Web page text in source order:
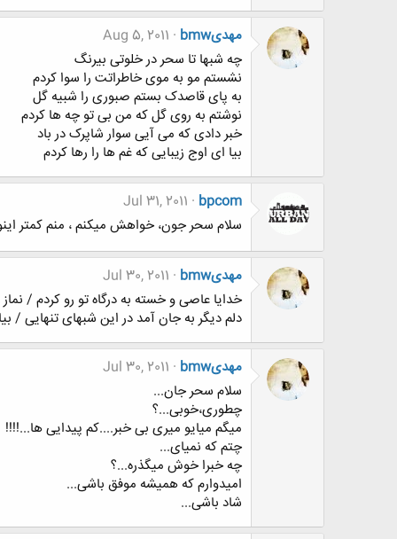
مهدیbmw
Aug 5, 2011
چه شبها تا سحر در خلوتی بیرنگ
نشستم مو به موی خاطراتت را سوا کردم
به پای قاصدک بستم صبوری را شبیه گل
نوشتم به روی گل که من بی تو چه ها کردم
خبر دادی که می آیی سوار شاپرک در باد
بیا ای اوج زیبایی که غم ها را رها کردم
bpcom
Jul 31, 2011
سلام سحر جون، خواهش میکنم ، منم کمتر
مهدیbmw
Jul 30, 2011
خدایا عاصی و خسته به درگاه تو رو کردم /
دلم دیگر به جان آمد در این شبهای تنهایی /
مهدیbmw
Jul 30, 2011
سلام سحر جان...
چطوری،خوبی...؟
میگم میایو میری بی خبر....کم پیدایی ها...!!!!
چتم که نمیای...
چه خبرا خوش میگذره...؟
امیدوارم که همیشه موفق باشی...
شاد باشی...